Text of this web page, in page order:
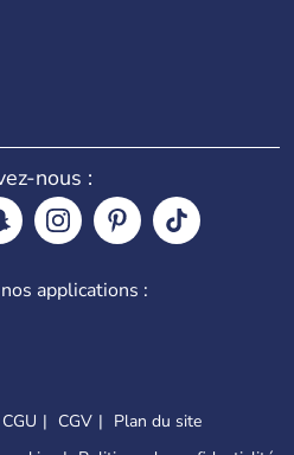
nous :
applications :
CGU CGV
Plan du site